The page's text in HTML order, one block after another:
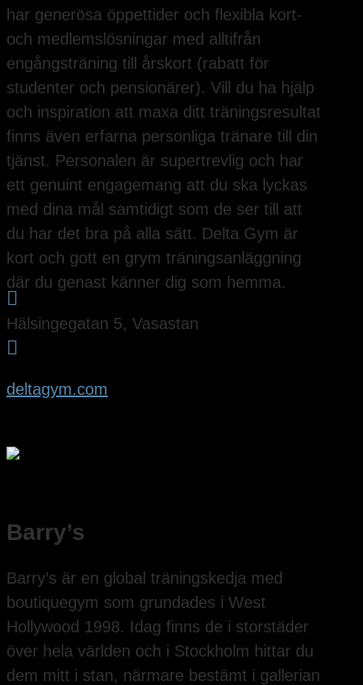
har generösa öppettider och flexibla kort-
och medlemslösningar med alltifrån
engångsträning till årskort (rabatt för
studenter och pensionärer). Vill du ha hjälp
och inspiration att maxa ditt träningsresultat
finns även erfarna personliga tränare till din
tjänst. Personalen är supertrevlig och har
ett genuint engagemang att du ska lyckas
med dina mål samtidigt som de ser till att
du har det bra på alla sätt. Delta Gym är
kort och gott en grym träningsanläggning
där du genast känner dig som hemma.

Hälsingegatan 5, Vasastan

deltagym.com
Barry’s
Barry’s är en global träningskedja med
boutiquegym som grundades i West
Hollywood 1998. Idag finns de i storstäder
över hela världen och i Stockholm hittar du
dem mitt i stan, närmare bestämt i gallerian